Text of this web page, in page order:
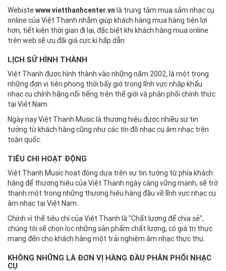
Webistewww.vietthanhcenter.vn là trung tâm mua sắm nhạc cụ
online của Việt Thanh nhằm giúp khách hàng mua hàng tiện lợi
hơn, tiết kiện thời gian đi lại, đặc biệt khi khách hàng mua online
trên web sẽ ưu đãi giá cực kì hấp dẫn.
LỊCH SỬ HÌNH THÀNH
Việt Thanh được hình thành vào những năm 2002, là một trong
những đơn vị tiên phong thời bấy giờ trong lĩnh vực nhập khẩu
nhạc cụ chính hãng nổi tiếng trên thế giới và phân phối chính thức
tại Việt Nam.
Ngày nay Việt Thanh Music là thương hiệu được nhiều sự tin
tưởng từ khách hàng cũng như các tín đồ nhạc cụ âm nhạc trên
toàn quốc.
TIÊU CHI HOẠT ĐỘNG
Việt Thanh Music hoạt động dựa trên sự tin tưởng từ phía khách
hàng để thương hiệu của Việt Thanh ngày càng vững mạnh, sẽ trở
thạnh một trong những thương hiệu hàng đầu về lĩnh vực nhạc cụ
âm nhạc tại Việt Nam.
Chính vì thế tiêu chí của Việt Thanh là "Chất lượng để chia sẻ",
chúng tôi sẽ chọn lọc những sản phẩm chất lượng, có giá trị thực
mang đến cho khách hàng một trải nghiệm âm nhạc thực thụ.
KHÔNG NHỮNG LÀ ĐƠN VỊ HÀNG ĐẦU PHÂN PHỐI NHẠC
CỤ